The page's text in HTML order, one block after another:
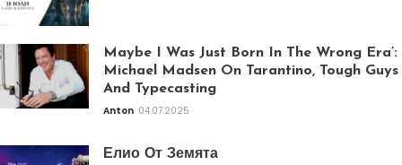
Maybe I Was Just Born In The Wrong Era’:
Michael Madsen On Tarantino, Tough Guys
And Typecasting
Anton 04.07.2025
Елио От Земята